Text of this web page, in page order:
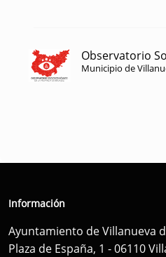
Observatorio
Municipio de
Información
Ayuntamiento de Villanueva
Plaza de España, 1 - 06110